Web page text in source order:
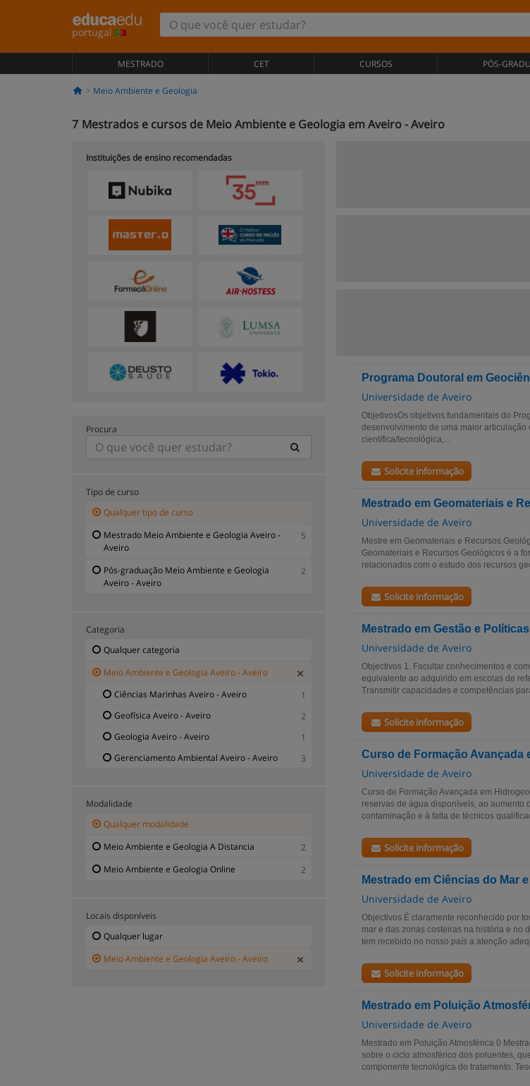
portugal
MESTRADO CET CURSOS PÓS-
Meio Ambiente e Geologia
7 Mestrados e cursos de Meio Ambiente e Geologia em Aveiro - Aveiro
Programa Doutoral em
Universidade de Aveiro
ObjetivosOs objetivos fundamentais do
desenvolvimento de uma maior
científica/tecnológica,...
Solicite informação
Mestrado em Geomateriais e
Universidade de Aveiro
Mestre em Geomateriais e Recursos
Geomateriais e Recursos Geológicos é a
relacionados com o estudo dos recursos
Solicite informação
Mestrado em Gestão e
Universidade de Aveiro
Objectivos 1. Facultar conhecimentos e
equivalente ao adquirido em escolas de
Transmitir capacidades e competências
Solicite informação
Curso de Formação Avançada
Universidade de Aveiro
Curso de Formação Avançada em
reservas de água disponíveis, ao aumento
contaminação e à falta de técnicos
Solicite informação
Mestrado em Ciências do Mar
Universidade de Aveiro
Objectivos É claramente reconhecido por
mar e das zonas costeiras na história e no
tem recebido no nosso país a atenção
Solicite informação
Mestrado em Poluição
Universidade de Aveiro
Mestrado em Poluição Atmosférica 0
sobre o ciclo atmosférico dos poluentes,
componente tecnológica do tratamento.
Instituições de ensino recomendadas
Procura
Tipo de curso
Qualquer tipo de curso
Mestrado Meio Ambiente e Geologia Aveiro -
Aveiro
5
Pós-graduação Meio Ambiente e Geologia
Aveiro - Aveiro
2
Categoria
Qualquer categoria
Meio Ambiente e Geologia Aveiro - Aveiro
Ciências Marinhas Aveiro - Aveiro
1
Geofísica Aveiro - Aveiro
2
Geologia Aveiro - Aveiro
1
Gerenciamento Ambiental Aveiro - Aveiro
3
Modalidade
Qualquer modalidade
Meio Ambiente e Geologia A Distancia
2
Meio Ambiente e Geologia Online
2
Locais disponíveis
Qualquer lugar
Meio Ambiente e Geologia Aveiro - Aveiro